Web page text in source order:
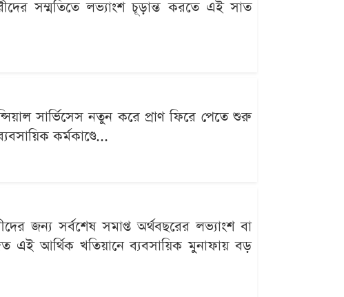
সম্মতিতে লভ্যাংশ চূড়ান্ত করতে এই সাত
সার্ভিসেস নতুন করে প্রাণ ফিরে পেতে শুরু
কর্মকাণ্ডে...
জন্য সর্বশেষ সমাপ্ত অর্থবছরের লভ্যাংশ বা
এই আর্থিক খতিয়ানে ব্যবসায়িক মুনাফায় বড়